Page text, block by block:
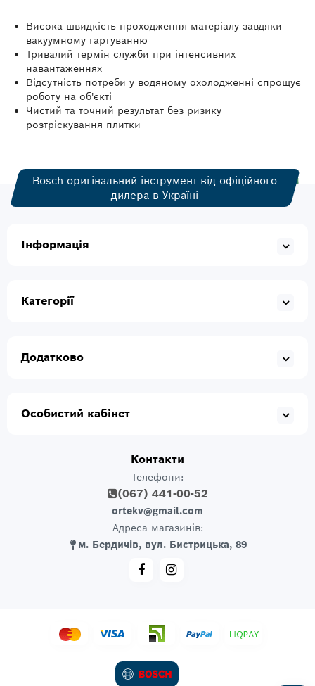
Висока швидкість проходження матеріалу завдяки
вакуумному гартуванню
Тривалий термін служби при інтенсивних
навантаженнях
Відсутність потреби у водяному охолодженні спрощує
роботу на об'єкті
Чистий та точний результат без ризику
розтріскування плитки
Bosch оригінальний інструмент від офіційного
дилера в Україні
Інформація
Категорії
Додатково
Особистий кабінет
Контакти
Телефони:
(067) 441-00-52
ortekv@gmail.com
Адреса магазинів:
м. Бердичів, вул. Бистрицька, 89